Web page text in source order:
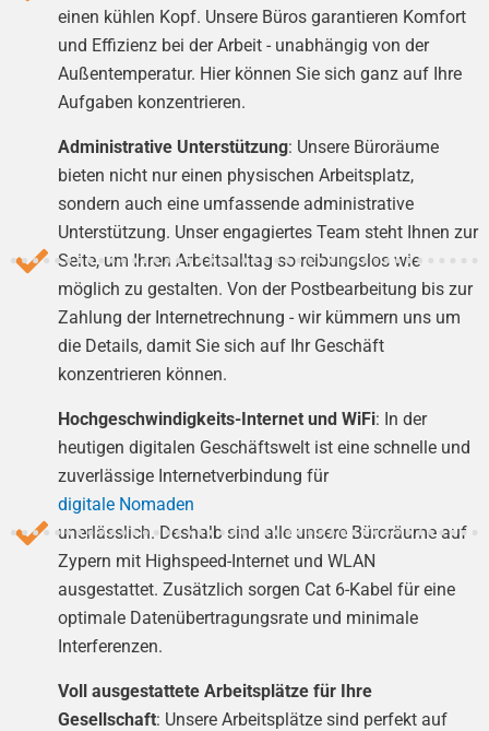
einen kühlen Kopf. Unsere Büros garantieren Komfort
und Effizienz bei der Arbeit - unabhängig von der
Außentemperatur. Hier können Sie sich ganz auf Ihre
Aufgaben konzentrieren.​
Administrative Unterstützung: Unsere Büroräume
bieten nicht nur einen physischen Arbeitsplatz,
sondern auch eine umfassende administrative
Unterstützung. Unser engagiertes Team steht Ihnen zur
Seite, um Ihren Arbeitsalltag so reibungslos wie
möglich zu gestalten. Von der Postbearbeitung bis zur
Zahlung der Internetrechnung - wir kümmern uns um
die Details, damit Sie sich auf Ihr Geschäft
konzentrieren können.
Hochgeschwindigkeits-Internet und WiFi: In der
heutigen digitalen Geschäftswelt ist eine schnelle und
zuverlässige Internetverbindung für
digitale Nomaden
unerlässlich. Deshalb sind alle unsere Büroräume auf
Zypern mit Highspeed-Internet und WLAN
ausgestattet. Zusätzlich sorgen Cat 6-Kabel für eine
optimale Datenübertragungsrate und minimale
Interferenzen.
Voll ausgestattete Arbeitsplätze für Ihre
Gesellschaft: Unsere Arbeitsplätze sind perfekt auf